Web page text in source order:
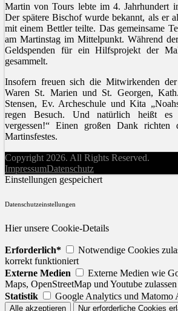
Martin von Tours lebte im 4. Jahrhundert
Der spätere Bischof wurde bekannt, als er
mit einem Bettler teilte. Das gemeinsame
am Martinstag im Mittelpunkt. Während
Geldspenden für ein Hilfsprojekt der
gesammelt.
Insofern freuen sich die Mitwirkenden
Waren St. Marien und St. Georgen,
Stensen, Ev. Archeschule und Kita
regen Besuch. Und natürlich heißt es
vergessen!“ Einen großen Dank richten
Martinsfestes.
Copyright 2026. All Rights Reserved.
ImpressumDatenschutz
Einstellungen gespeichert
Datenschutzeinstellungen
Hier unsere Cookie-Details
Erforderlich*
Notwendige Cookies
korrekt funktioniert
Externe Medien
Externe Medien wie
Maps, OpenStreetMap und Youtube zulassen
Statistik
Google Analytics und Matomo